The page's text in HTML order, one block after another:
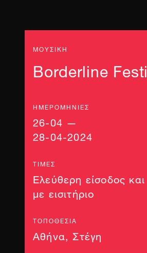
ΜΟΥΣΙΚΗ
Borderline
ΗΜΕΡΟΜΗΝΊΕΣ
26-04 —
28-04-2024
ΤΙΜΈΣ
Ελεύθερη είσοδος
με εισιτήριο
ΤΟΠΟΘΕΣΊΑ
Αθήνα,Στέγη